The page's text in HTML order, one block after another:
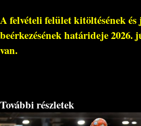
A felvételi felület kitöltésének
beérkezésének határideje2026.
van.
További részletek